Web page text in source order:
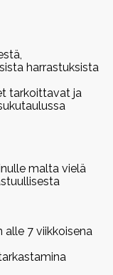
harrastuksista
tarkoittavat ja
malta vielä
alle 7 viikkoisena